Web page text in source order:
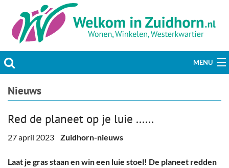
MENU
Actueel
Welzijn & Maatschappij
Bedrijven
Nieuws
Red de planeet op je luie ......
27 april 2023 Zuidhorn-nieuws
Laat je gras staan en win een luie stoel! De planeet redden